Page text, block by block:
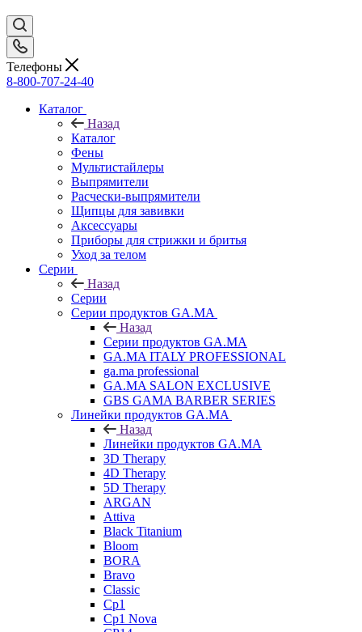
Телефоны
8-800-707-24-40
Каталог
Назад
Каталог
Фены
Мультистайлеры
Выпрямители
Расчески-выпрямители
Щипцы для завивки
Аксессуары
Приборы для стрижки и бритья
Уход за телом
Серии
Назад
Серии
Серии продуктов GA.MA
Назад
Серии продуктов GA.MA
GA.MA ITALY PROFESSIONAL
ga.ma professional
GA.MA SALON EXCLUSIVE
GBS GAMA BARBER SERIES
Линейки продуктов GA.MA
Назад
Линейки продуктов GA.MA
3D Therapy
4D Therapy
5D Therapy
ARGAN
Attiva
Black Titanium
Bloom
BORA
Bravo
Classic
Cp1
Cp1 Nova